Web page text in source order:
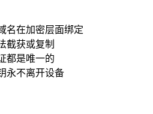
名在加密层面绑定
截获或复制
都是唯一的
永不离开设备